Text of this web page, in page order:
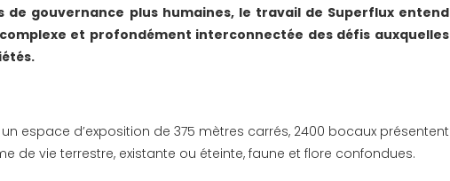
gouvernance plus humaines, le travail de Superflux entend
et profondément interconnectée des défis auxquelles
espace d’exposition de 375 mètres carrés, 2400 bocaux présentent
de vie terrestre, existante ou éteinte, faune et flore confondues.